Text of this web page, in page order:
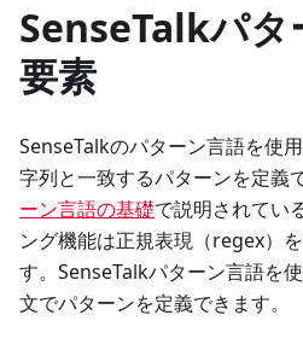
SenseTalkパタ
要素
SenseTalkのパターン言語を使
字列と一致するパターンを定義
ーン言語の基礎で説明されてい
ング機能は正規表現（regex）
す。SenseTalkパターン言語を
文でパターンを定義できます。